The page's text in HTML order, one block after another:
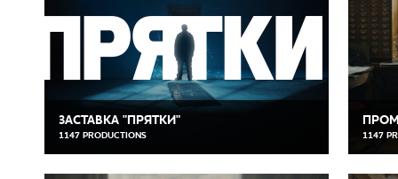
ЗАСТАВКА "ПРЯТКИ"
1147 PRODUCTIONS 1147